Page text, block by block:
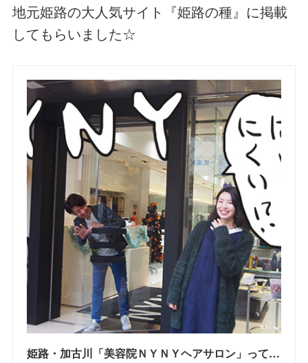
地元姫路の大人気サイト『姫路の種』に掲載
してもらいました☆
姫路・加古川「美容院ＮＹＮＹヘアサロン」って入りにくい！？実際に４店に行ってきた感想！お得なクーポンゲットしたよ【姫路の種宣伝部】